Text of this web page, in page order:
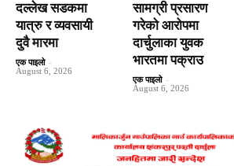
दल्लेख सडकमा
यात्रु र व्यवसायी
दुवै मारमा
एक पाइलो -
August 6, 2026
सामग्री प्रसारण
गरेको आरोपमा
दार्चुलाका युवक
भारतमा पक्राउ
एक पाइलो -
August 6, 2026